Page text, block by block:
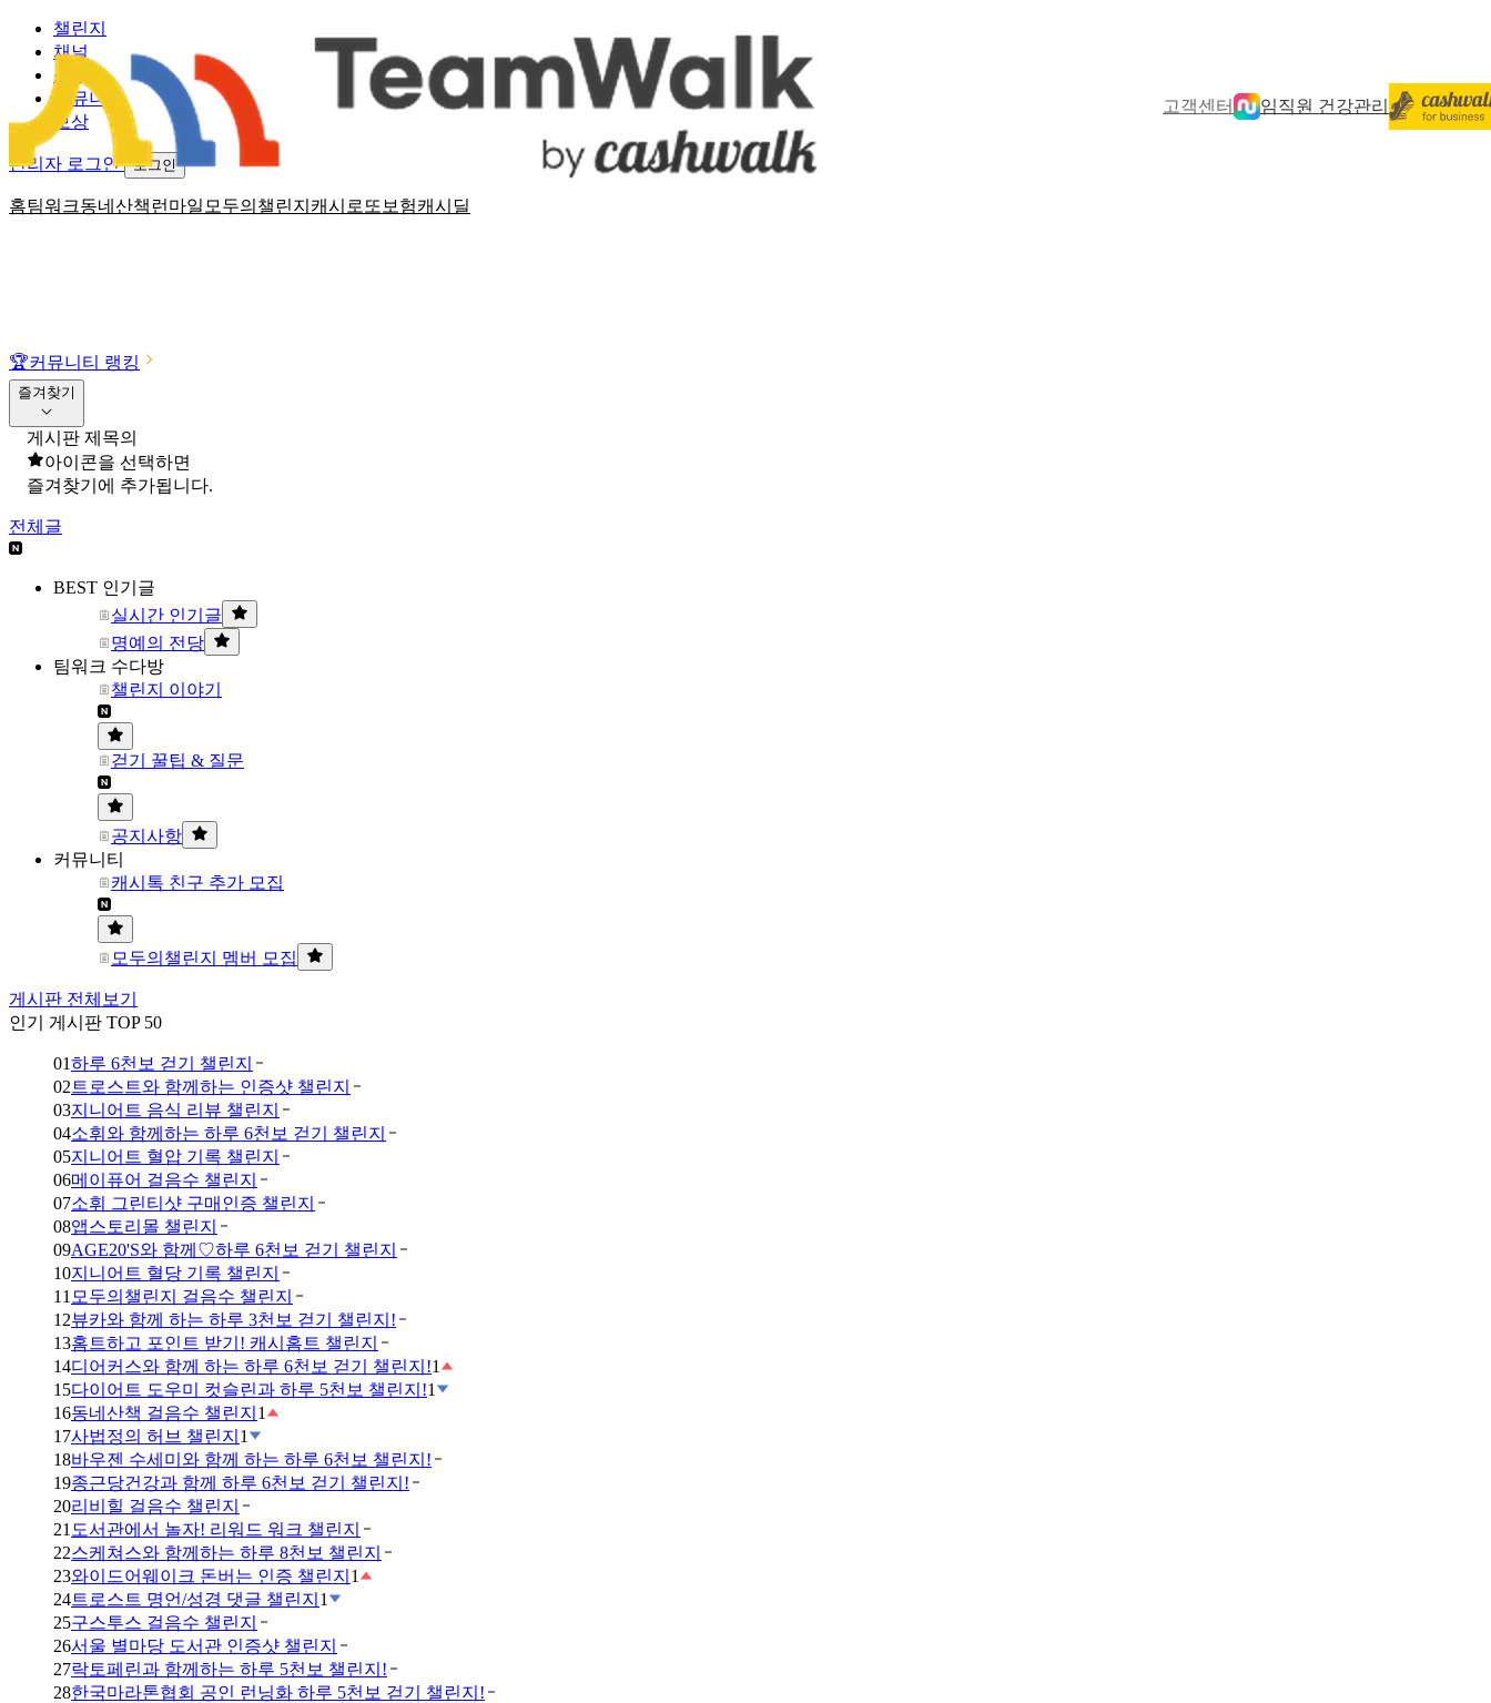
고객센터 임직원 건강관리
홈팀워크동네산책 런마일 모두의챌린지 캐시로또 보험캐시딜
챌린지
채널
소식
커뮤니티
보상
관리자 로그인 로그인
🏆커뮤니티 랭킹
즐겨찾기
게시판 제목의
아이콘을 선택하면
즐겨찾기에 추가됩니다.
전체글
BEST 인기글
실시간 인기글
명예의 전당
팀워크 수다방
챌린지 이야기
걷기 꿀팁 & 질문
공지사항
커뮤니티
캐시톡 친구 추가 모집
모두의챌린지 멤버 모집
게시판 전체보기
인기 게시판 TOP 50
01하루 6천보 걷기 챌린지
02 트로스트와 함께하는 인증샷 챌린지
03지니어트 음식 리뷰 챌린지
04소휘와 함께하는 하루 6천보 걷기 챌린지
05지니어트 혈압 기록 챌린지
06메이퓨어 걸음수 챌린지
07소휘 그린티샷 구매인증 챌린지
08앱스토리몰 챌린지
09AGE20'S와 함께♡하루 6천보 걷기 챌린지
10지니어트 혈당 기록 챌린지
11 모두의챌린지 걸음수 챌린지
12뷰카와 함께 하는 하루 3천보 걷기 챌린지!
13홈트하고 포인트 받기! 캐시홈트 챌린지
14디어커스와 함께 하는 하루 6천보 걷기 챌린지!1
15다이어트 도우미 컷슬린과 하루 5천보 챌린지!1
16동네산책 걸음수 챌린지 1
17사법정의 허브 챌린지 1
18바우젠 수세미와 함께 하는 하루 6천보 챌린지!
19종근당건강과 함께 하루 6천보 걷기 챌린지!
20리비힐 걸음수 챌린지
21 도서관에서 놀자! 리워드 워크 챌린지
22스케쳐스와 함께하는 하루 8천보 챌린지
23와이드어웨이크 돈버는 인증 챌린지 1
24트로스트 명언/성경 댓글 챌린지 1
25구스투스 걸음수 챌린지
26서울 별마당 도서관 인증샷 챌린지
27락토페린과 함께하는 하루 5천보 챌린지!
28한국마라톤협회 공인 런닝화 하루 5천보 걷기 챌린지!